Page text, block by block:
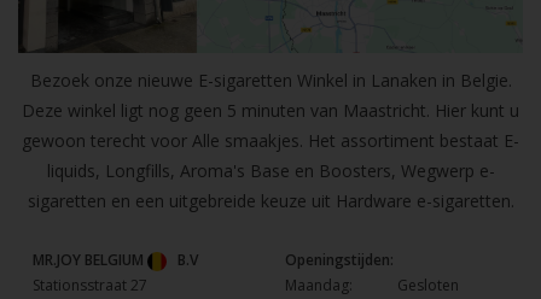
Bezoek onze nieuwe E-sigaretten Winkel in Lanaken in Belgie.
Deze winkel ligt nog geen 5 minuten van Maastricht. Hier kunt u
gewoon terecht voor Alle smaakjes. Het assortiment bestaat E-
liquids, Longfills, Aroma's Base en Boosters, Wegwerp e-
sigaretten en een uitgebreide keuze uit Hardware e-sigaretten.
MR.JOY BELGIUM
B.V
Stationsstraat 27
Openingstijden:
Maandag:
Gesloten